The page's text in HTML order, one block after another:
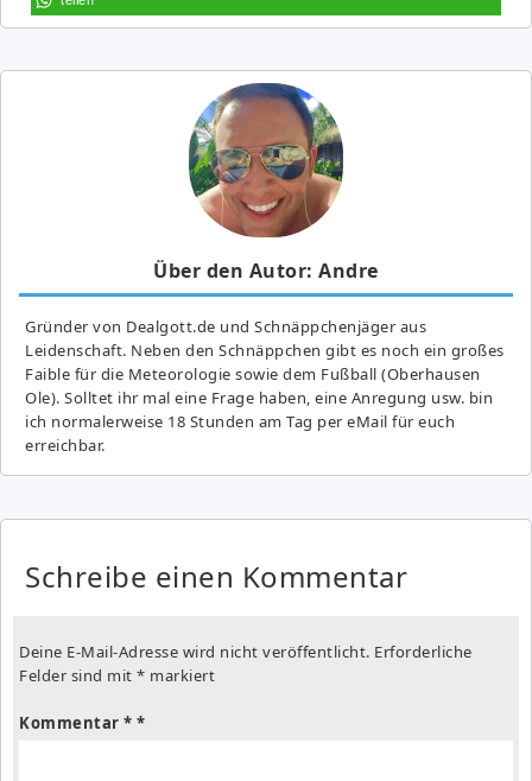
Über den Autor: Andre
Gründer von Dealgott.de und Schnäppchenjäger aus
Leidenschaft. Neben den Schnäppchen gibt es noch ein großes
Fai­ble für die Meteorologie sowie dem Fußball (Oberhausen
Ole). Solltet ihr mal eine Frage haben, eine Anregung usw. bin
ich normalerweise 18 Stunden am Tag per eMail für euch
erreichbar.
Schreibe einen Kommentar
Deine E-Mail-Adresse wird nicht veröffentlicht. Erforderliche
Felder sind mit * markiert
Kommentar *